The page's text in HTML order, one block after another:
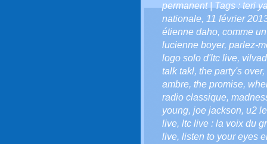
permanent| Tags :teri
nationale, 11 février
étienne daho, comme
lucienne boyer, parlez-
logo solo d'ltc live,
talk takl, the party's over,
ambre, the promise,
radio classique,
young, joe jackson, u2
live, ltc live : la voix du
live, listen to your eyes